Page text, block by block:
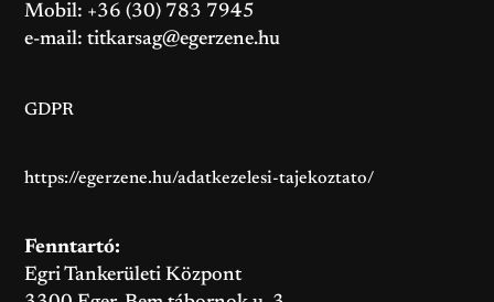
Mobil: +36 (30) 783 7945
e-mail:titkarsag@egerzene.hu
GDPR
https://egerzene.hu/adatkezelesi-tajekoztato/
Fenntartó:
Egri Tankerületi Központ